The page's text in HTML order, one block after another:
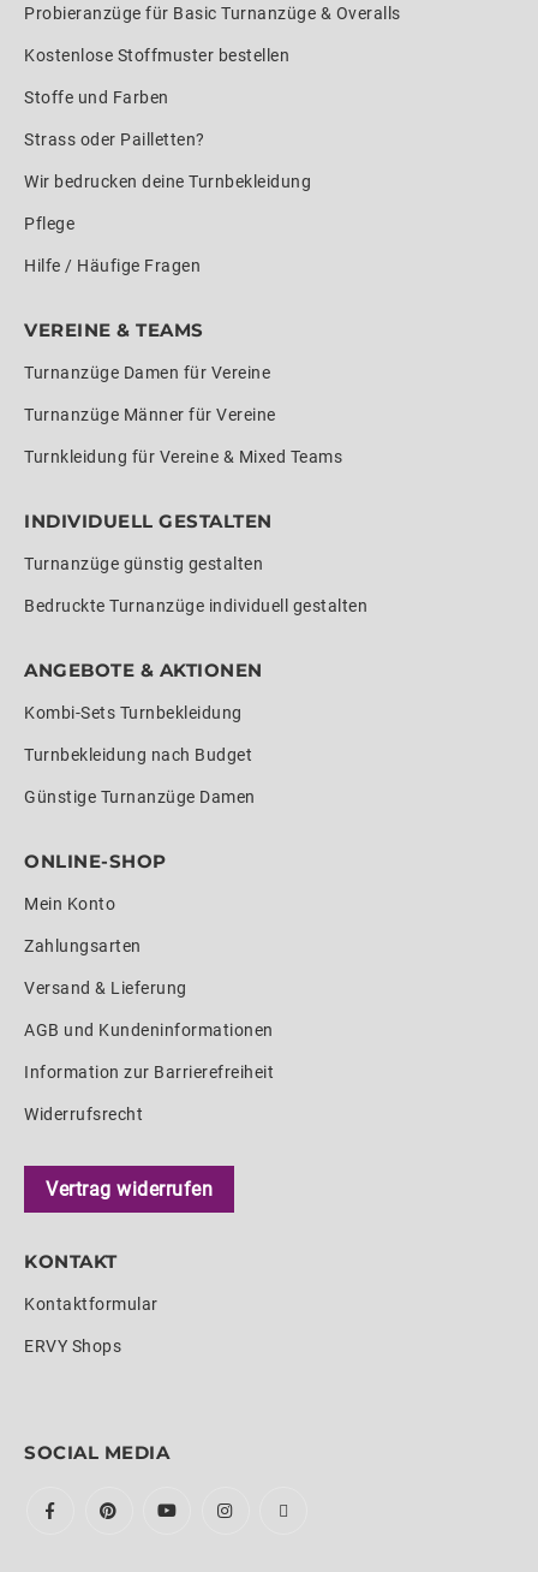
Probieranzüge für Basic Turnanzüge & Overalls
Kostenlose Stoffmuster bestellen
Stoffe und Farben
Strass oder Pailletten?
Wir bedrucken deine Turnbekleidung
Pflege
Hilfe / Häufige Fragen
VEREINE & TEAMS
Turnanzüge Damen für Vereine
Turnanzüge Männer für Vereine
Turnkleidung für Vereine & Mixed Teams
INDIVIDUELL GESTALTEN
Turnanzüge günstig gestalten
Bedruckte Turnanzüge individuell gestalten
ANGEBOTE & AKTIONEN
Kombi-Sets Turnbekleidung
Turnbekleidung nach Budget
Günstige Turnanzüge Damen
ONLINE-SHOP
Mein Konto
Zahlungsarten
Versand & Lieferung
AGB und Kundeninformationen
Information zur Barrierefreiheit
Widerrufsrecht
Vertrag widerrufen
KONTAKT
Kontaktformular
ERVY Shops
SOCIAL MEDIA